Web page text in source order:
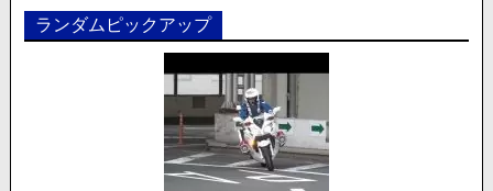
ランダムピックアップ